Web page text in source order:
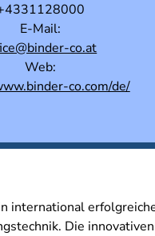
E-Mail:
co.at
Web:
co.com/de/
international
Die